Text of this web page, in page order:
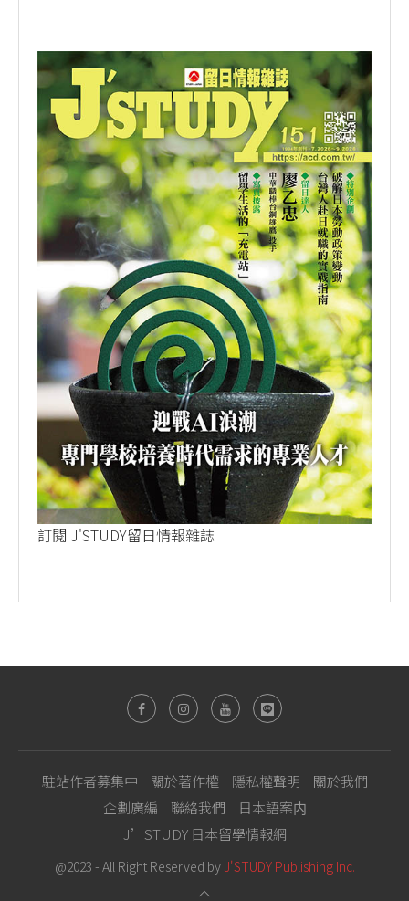
訂閱 J'STUDY留日情報雜誌
駐站作者募集中 關於著作權 隱私權聲明
關於我們
企劃廣編
聯絡我們
日本語案内
J’STUDY 日本留學情報網
@2023 - All Right Reserved by J'STUDY Publishing Inc.